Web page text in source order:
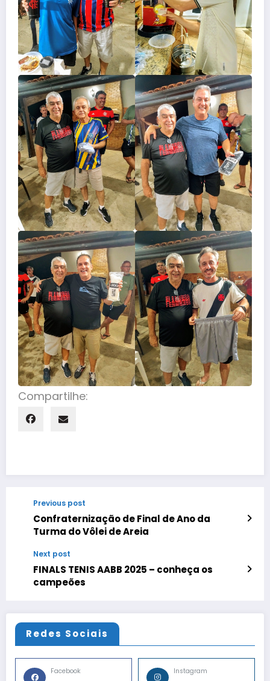
Compartilhe:
Previous post
Confraternização de Final de Ano da
Turma do Vôlei de Areia
Next post
FINALS TENIS AABB 2025 – conheça os
campeões
Redes Sociais
Facebook Instagram